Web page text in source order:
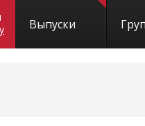
Выпуски